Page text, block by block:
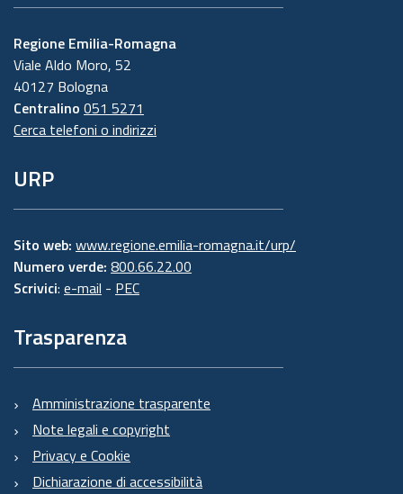
Regione Emilia-Romagna
Viale Aldo Moro, 52
40127 Bologna
Centralino 051 5271
Cerca telefoni o indirizzi
URP
Sito web: www.regione.emilia-romagna.it/urp/
Numero verde: 800.66.22.00
Scrivici: e-mail - PEC
Trasparenza
Amministrazione trasparente
Note legali e copyright
Privacy e Cookie
Dichiarazione di accessibilità